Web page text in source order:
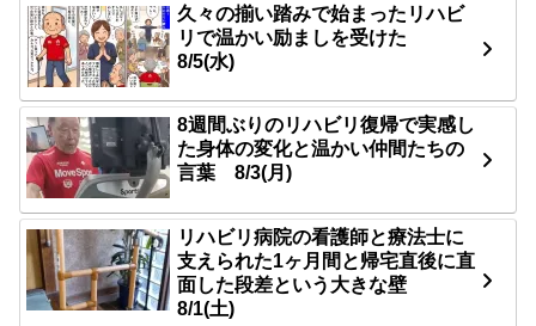
久々の揃い踏みで始まったリハビ
リで温かい励ましを受けた
8/5(水)
8週間ぶりのリハビリ復帰で実感し
た身体の変化と温かい仲間たちの
言葉 8/3(月)
リハビリ病院の看護師と療法士に
支えられた1ヶ月間と帰宅直後に直
面した段差という大きな壁
8/1(土)